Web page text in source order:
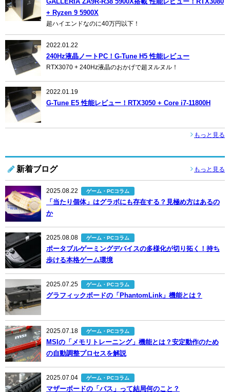
+ Ryzen 9 5900X
超ハイエンドなのに40万円以下！
2022.01.22
240Hz液晶ノートPC！G-Tune H5 性能レビュー
RTX3070 + 240Hz液晶のおかげで超ヌルヌル！
2022.01.19
G-Tune E5 性能レビュー！RTX3050 + Core i7-11800H
もっと見る
新着ブログ もっと見る
2025.08.22 ゲーム・PCコラム
「当たり個体」はグラボにも存在する？見極め方はあるの
か
2025.08.08 ゲーム・PCコラム
ポータブルゲーミングデバイスの多様化が切り拓く！持ち
歩ける本格ゲーム環境
2025.07.25 ゲーム・PCコラム
グラフィックボードの「PhantomLink」機能とは？
2025.07.18 ゲーム・PCコラム
MSIの「メモリトレーニング」機能とは？安定動作のため
の自動調整プロセスを解説
2025.07.04 ゲーム・PCコラム
マザーボードの「バス」って結局何のこと？